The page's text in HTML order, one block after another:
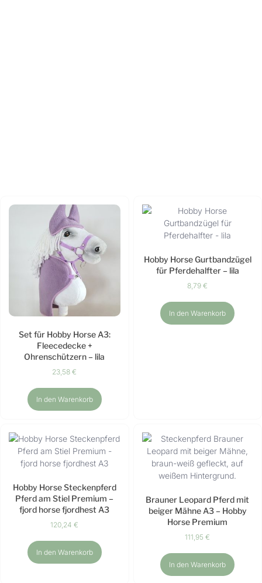
Set für Hobby Horse A3:
Fleecedecke +
Ohrenschützern – lila
23,58€
In den Warenkorb
Hobby Horse Gurtbandzügel
für Pferdehalfter – lila
8,79€
In den Warenkorb
Hobby Horse Steckenpferd
Pferd am Stiel Premium –
fjord horse fjordhest A3
120,24€
In den Warenkorb
Brauner Leopard Pferd mit
beiger Mähne A3 – Hobby
Horse Premium
111,95€
In den Warenkorb